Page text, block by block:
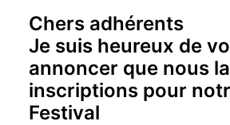
Chers adhérents
Je suis heureux de
annoncer que nous
inscriptions pour
Festival